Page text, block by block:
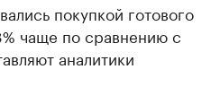
покупкой готового
чаще по сравнению с
аналитики